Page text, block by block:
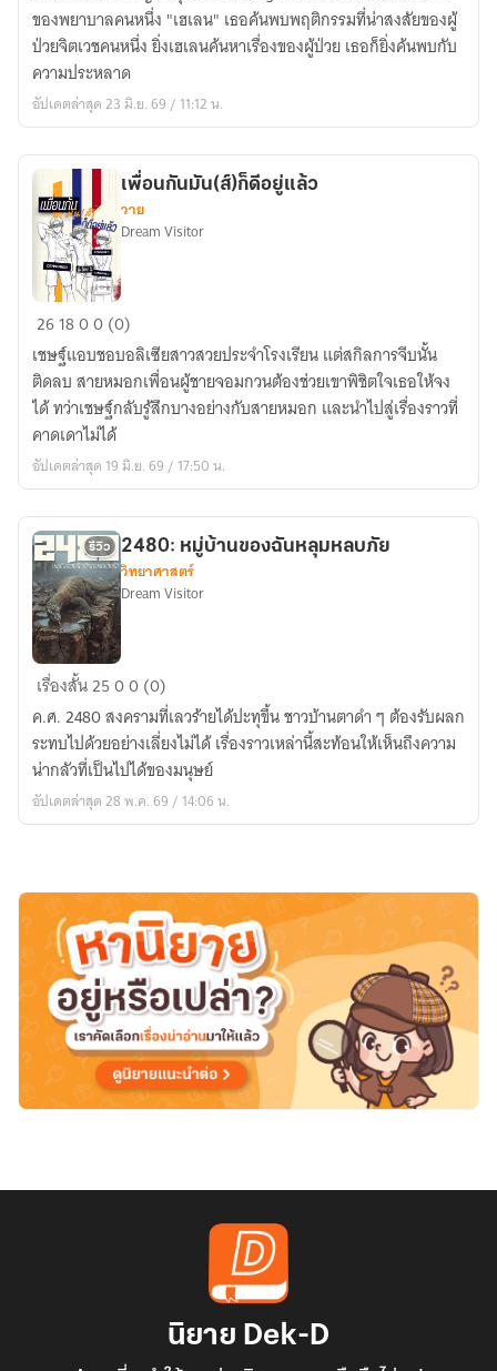
ซิ
น
โดรม
ของพยาบาลคนหนึ่ง "เฮเลน" เธอค้นพบพฤติกรรมที่น่าสงสัยของผู้
ป่วยจิตเวชคนหนึ่ง ยิ่งเฮเลนค้นหาเรื่องของผู้ป่วย เธอก็ยิ่งค้นพบกับ
ความประหลาด
อัปเดตล่าสุด 23 มิ.ย. 69 / 11:12 น.
เพื่อน
มัน(ส์)ก็
ดี
อยู่
แล้ว
เพื่อนกันมัน(ส์)ก็ดีอยู่แล้ว
วาย
Dream Visitor
261800 (0)
เชษฐ์แอบชอบอลิเซียสาวสวยประจำโรงเรียน แต่สกิลการจีบนั้น
ติดลบ สายหมอกเพื่อนผู้ชายจอมกวนต้องช่วยเขาพิชิตใจเธอให้จง
ได้ ทว่าเชษฐ์กลับรู้สึกบางอย่างกับสายหมอก และนำไปสู่เรื่องราวที่
คาดเดาไม่ได้
อัปเดตล่าสุด 19 มิ.ย. 69 / 17:50 น.
รีวิว
2480:
ของ
ฉัน
หลุม
หลบ
2480: หมู่บ้านของฉันหลุมหลบภัย
วิทยาศาสตร์
Dream Visitor
เรื่องสั้น2500 (0)
ค.ศ. 2480 สงครามที่เลวร้ายได้ปะทุขึ้น ชาวบ้านตาดำ ๆ ต้องรับผลก
ระทบไปด้วยอย่างเลี่ยงไม่ได้ เรื่องราวเหล่านี้สะท้อนให้เห็นถึงความ
น่ากลัวที่เป็นไปได้ของมนุษย์
อัปเดตล่าสุด 28 พ.ค. 69 / 14:06 น.
นิยาย Dek-D